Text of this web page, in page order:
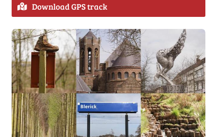
Download GPS track